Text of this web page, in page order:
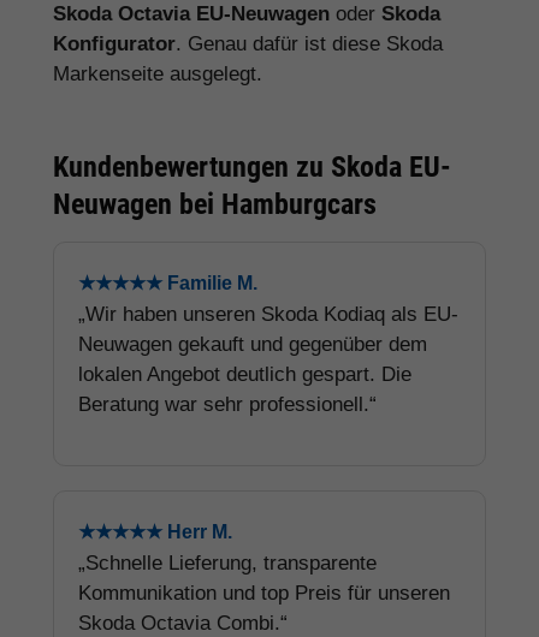
Skoda Octavia EU-Neuwagen oder Skoda
Konfigurator. Genau dafür ist diese Skoda
Markenseite ausgelegt.
Kundenbewertungen zu Skoda EU-
Neuwagen bei Hamburgcars
★★★★★ Familie M.
„Wir haben unseren Skoda Kodiaq als EU-
Neuwagen gekauft und gegenüber dem
lokalen Angebot deutlich gespart. Die
Beratung war sehr professionell.“
★★★★★ Herr M.
„Schnelle Lieferung, transparente
Kommunikation und top Preis für unseren
Skoda Octavia Combi.“